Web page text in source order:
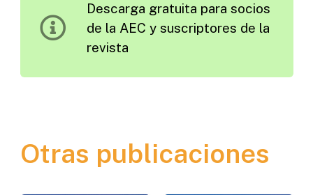
Descarga gratuita para socios
de la AEC y suscriptores de la
revista
Otras publicaciones